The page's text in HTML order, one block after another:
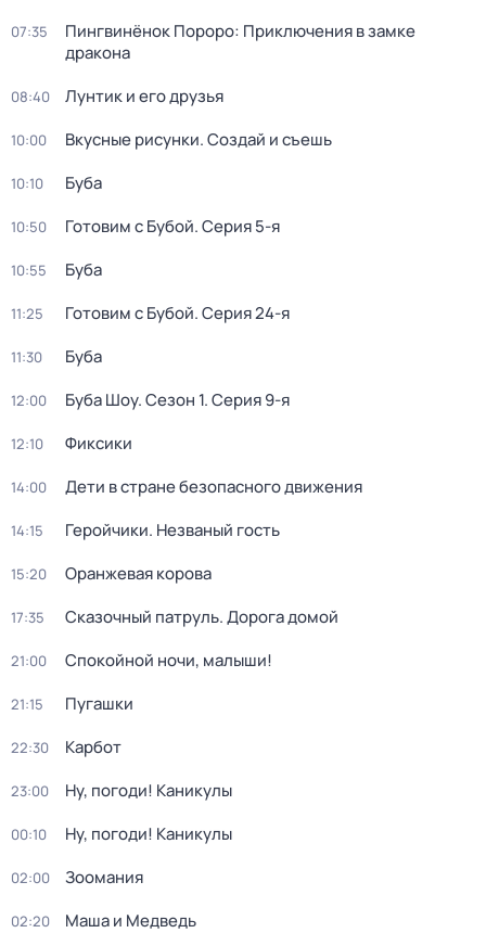
07:35
Пингвинёнок Пороро: Приключения в замке
дракона
08:40 Лунтик и его друзья
10:00 Вкусные рисунки. Создай и съешь
10:10 Буба
10:50 Готовим с Бубой. Серия 5-я
10:55 Буба
11:25 Готовим с Бубой. Серия 24-я
11:30 Буба
12:00 Буба Шоу. Сезон 1. Серия 9-я
12:10 Фиксики
14:00 Дети в стране безопасного движения
14:15 Геройчики. Незваный гость
15:20 Оранжевая корова
17:35 Сказочный патруль. Дорога домой
21:00 Спокойной ночи, малыши!
21:15 Пугашки
22:30 Карбот
23:00 Ну, погоди! Каникулы
00:10 Ну, погоди! Каникулы
02:00 Зоомания
02:20 Маша и Медведь